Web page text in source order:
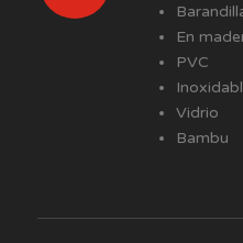
En
PVC
Vidrio
Bambu